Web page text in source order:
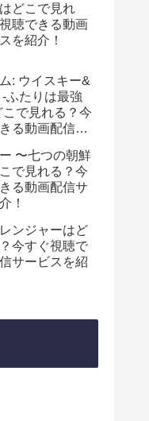
どこで見れ
聴できる動画
を紹介！
: ウイスキー&
ふたりは最強
こで見れる？今
る動画配信サ
〜七つの朝鮮
で見れる？今
る動画配信サ
！
ンジャーはど
今すぐ視聴で
サービスを紹